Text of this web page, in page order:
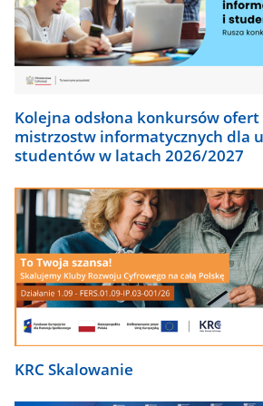
Kolejna odsłona konkursów
mistrzostw informatycznych dla
studentów w latach 2026/2027
KRC Skalowanie